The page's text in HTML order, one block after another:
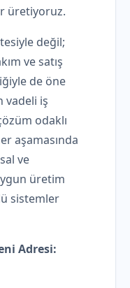
üretiyoruz.
değil;
ve satış
de öne
vadeli iş
odaklı
aşamasında
ve
üretim
sistemler
Adresi: